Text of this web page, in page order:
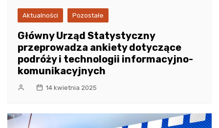
Aktualności Pozostałe
Główny Urząd Statystyczny
przeprowadza ankiety dotyczące
podróży i technologii informacyjno-
komunikacyjnych
14 kwietnia 2025